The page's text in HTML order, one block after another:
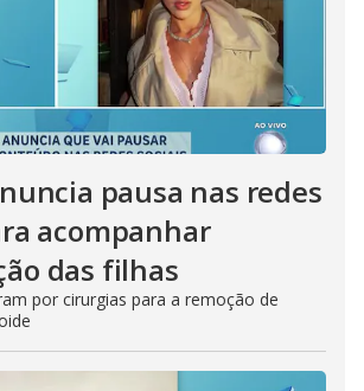
pausa nas redes
acompanhar
das filhas
por cirurgias para a remoção de